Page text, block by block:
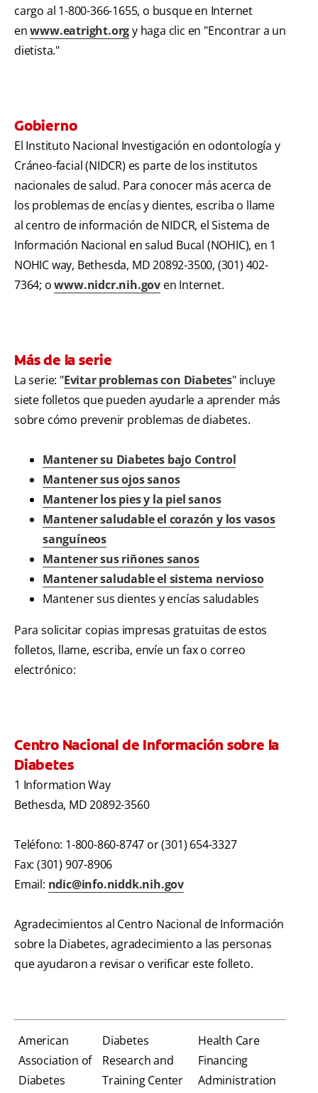
cargo al 1-800-366-1655, o busque en Internet
enwww.eatright.orgy haga clic en "Encontrar a un
dietista."
Gobierno
El Instituto Nacional Investigación en odontología y
Cráneo-facial (NIDCR) es parte de los institutos
nacionales de salud. Para conocer más acerca de
los problemas de encías y dientes, escriba o llame
al centro de información de NIDCR, el Sistema de
Información Nacional en salud Bucal (NOHIC), en 1
NOHIC way, Bethesda, MD 20892-3500, (301) 402-
7364; owww.nidcr.nih.gov en Internet.
Más de la serie
La serie: "Evitar problemas con Diabetes" incluye
siete folletos que pueden ayudarle a aprender más
sobre cómo prevenir problemas de diabetes.
Mantener su Diabetes bajo Control
Mantener sus ojos sanos
Mantener los pies y la piel sanos
Mantener saludable el corazón y los vasos
sanguíneos
Mantener sus riñones sanos
Mantener saludable el sistema nervioso
Mantener sus dientes y encías saludables
Para solicitar copias impresas gratuitas de estos
folletos, llame, escriba, envíe un fax o correo
electrónico:
Centro Nacional de Información sobre la
Diabetes
1 Information Way
Bethesda, MD 20892-3560
Teléfono: 1-800-860-8747 or (301) 654-3327
Fax: (301) 907-8906
Email: ndic@info.niddk.nih.gov
Agradecimientos al Centro Nacional de Información
sobre la Diabetes, agradecimiento a las personas
que ayudaron a revisar o verificar este folleto.
American
Association of
Diabetes
Diabetes
Research and
Training Center
Health Care
Financing
Administration